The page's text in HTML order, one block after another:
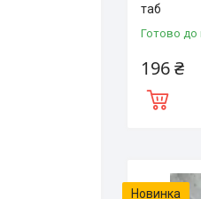
таб
Готово до
196 ₴
Новинка